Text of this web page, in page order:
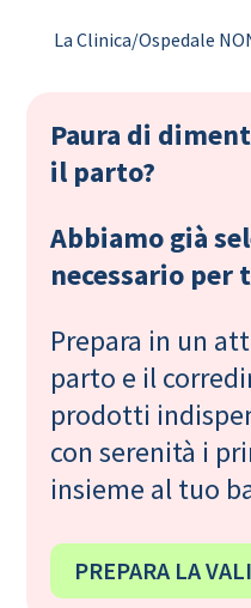
La Clinica/Ospedale
Paura di
il parto?
Abbiamo già
necessario per
Prepara in un
parto e il
prodotti
con serenità i
insieme al tuo
PREPARA LA